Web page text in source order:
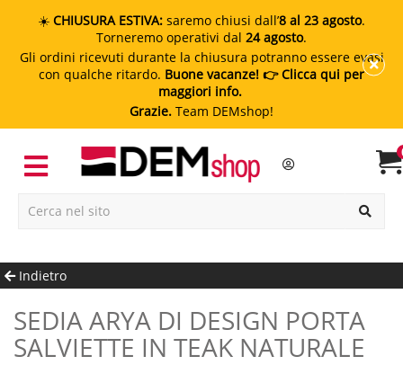
☀️ CHIUSURA ESTIVA: saremo chiusi dall’8 al 23 agosto.
Torneremo operativi dal 24 agosto.
Gli ordini ricevuti durante la chiusura potranno essere evasi
con qualche ritardo. Buone vacanze! 👉 Clicca qui per
maggiori info.
Grazie. Team DEMshop!
Indietro
SEDIA ARYA DI DESIGN PORTA
SALVIETTE IN TEAK NATURALE